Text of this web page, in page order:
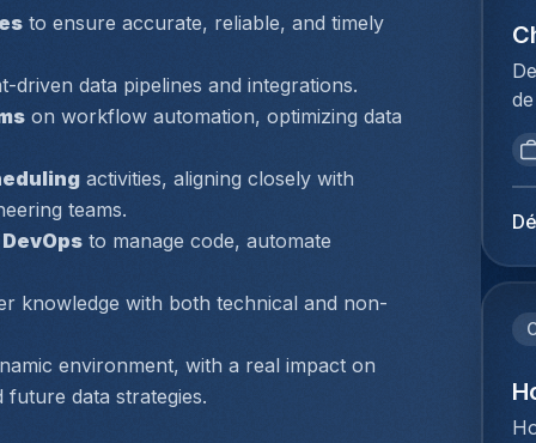
to ensure accurate, reliable, and timely
driven data pipelines and integrations.
on workflow automation, optimizing data
activities, aligning closely with
teams.
to manage code, automate
knowledge with both technical and non-
environment, with a real impact on
future data strategies.
is
la